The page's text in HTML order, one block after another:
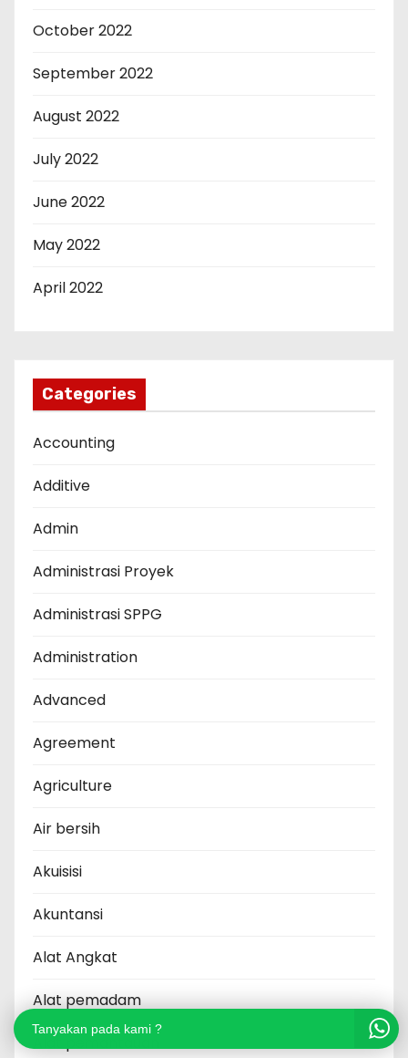
October 2022
September 2022
August 2022
July 2022
June 2022
May 2022
April 2022
Categories
Accounting
Additive
Admin
Administrasi Proyek
Administrasi SPPG
Administration
Advanced
Agreement
Agriculture
Air bersih
Akuisisi
Akuntansi
Alat Angkat
Alat pemadam
Alat pemantauan
Tanyakan pada kami ?